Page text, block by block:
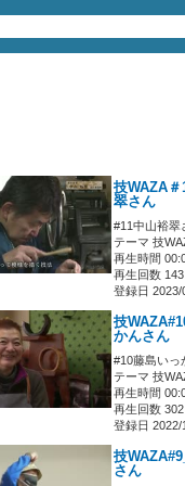
技WAZA＃
翠さん
#11中山裕翠
テーマ 技
再生時間
再生回数 143
登録日 2023/
技
かんさん
#10藤島いっ
テーマ 技
再生時間
再生回数 302
登録日 2022/
技
さん